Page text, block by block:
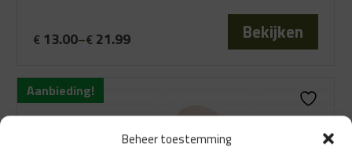
Beheer toestemming
€ 13.00–€ 21.99 Bekijken
Aanbieding!